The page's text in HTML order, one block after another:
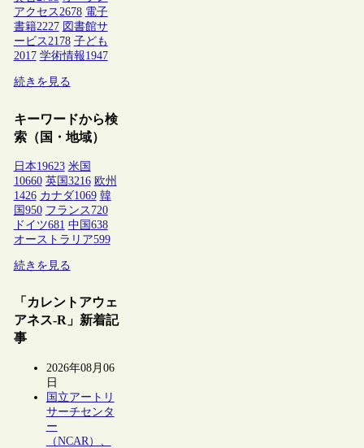
アクセス2678 電子
書籍2227 図書館サ
ービス2178 子ども
2017 学術情報1947
続きを見る
キーワードから検
索（国・地域）
日本19623 米国
10660 英国 3216 欧州
1426 カナダ1069 韓
国 950 フランス 720
ドイツ681 中国 638
オーストラリア599
続きを見る
「カレントアウェ
アネス-R」新着記
事
2026年08月06
日
国立アートリ
サーチセンタ
ー
（NCAR）、